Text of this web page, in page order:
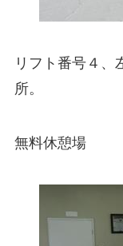
リフト番号４、
所。
無料休憩場